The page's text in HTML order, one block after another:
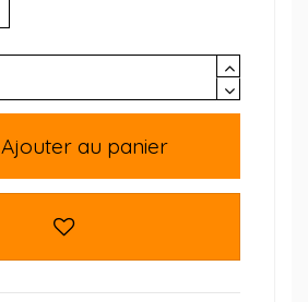
Ajouter au panier